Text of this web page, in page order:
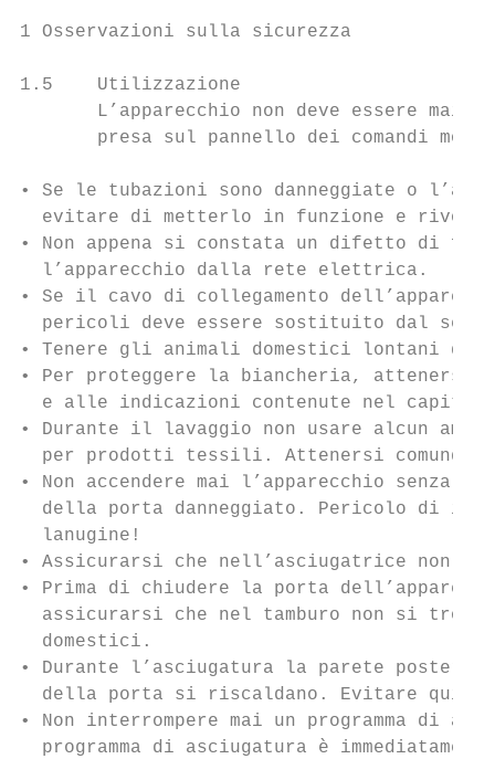
1 Osservazioni sulla sicurezza
1.5    Utilizzazione
L’apparecchio non deve essere mai
presa sul pannello dei comandi
• Se le tubazioni sono danneggiate o
evitare di metterlo in funzione e
• Non appena si constata un difetto di
  l’apparecchio dalla rete elettrica.
• Se il cavo di collegamento
pericoli deve essere sostituito dal
• Tenere gli animali domestici lontani
• Per proteggere la biancheria, attenersi
e alle indicazioni contenute nel
• Durante il lavaggio non usare alcun
per prodotti tessili. Attenersi
• Non accendere mai l’apparecchio
della porta danneggiato. Pericolo di
  lanugine!
• Assicurarsi che nell’asciugatrice non si
• Prima di chiudere la porta
assicurarsi che nel tamburo non si
  domestici.
• Durante l’asciugatura la parete
della porta si riscaldano. Evitare
• Non interrompere mai un programma di
programma di asciugatura è